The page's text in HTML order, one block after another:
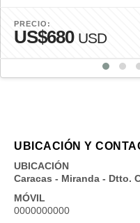
PRECIO:
US$680 USD
UBICACIÓN Y
UBICACIÓN
Caracas - Miranda - Dtto.
MÓVIL
0000000000